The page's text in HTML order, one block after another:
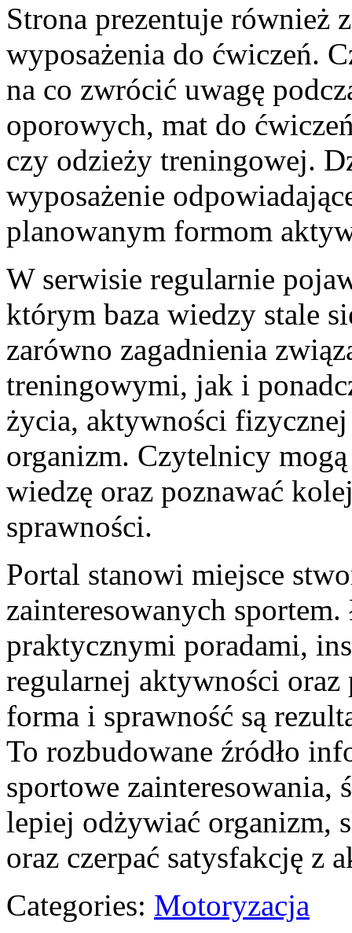
Strona prezentuje również
wyposażenia do ćwiczeń.
na co zwrócić uwagę
oporowych, mat do
czy odzieży treningowej.
wyposażenie
planowanym formom
W serwisie regularnie
którym baza wiedzy stale
zarówno zagadnienia
treningowymi, jak i
życia, aktywności
organizm. Czytelnicy
wiedzę oraz poznawać
sprawności.
Portal stanowi miejsce
zainteresowanych
praktycznymi poradami,
regularnej aktywności
forma i sprawność są
To rozbudowane źródło
sportowe
lepiej odżywiać organizm,
oraz czerpać satysfakcję z
Categories: Motoryzacja